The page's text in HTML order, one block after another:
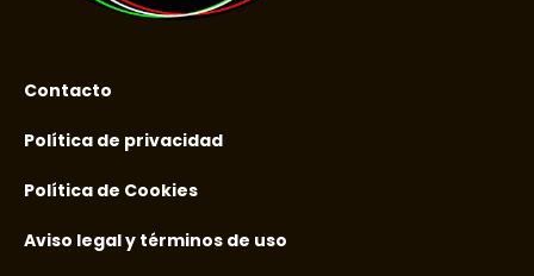
Contacto
Política de privacidad
Política de Cookies
Aviso legal y términos de uso